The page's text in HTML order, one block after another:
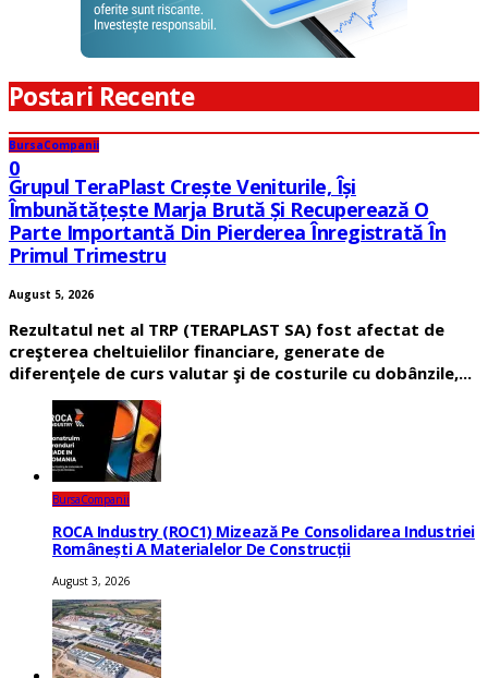
Postari Recente
BursaCompanii
0
Grupul TeraPlast Crește Veniturile, Își
Îmbunătățește Marja Brută Și Recuperează O
Parte Importantă Din Pierderea Înregistrată În
Primul Trimestru
August 5, 2026
Rezultatul net al TRP (TERAPLAST SA) fost afectat de
creşterea cheltuielilor financiare, generate de
diferenţele de curs valutar şi de costurile cu dobânzile,...
BursaCompanii
ROCA Industry (ROC1) Mizează Pe Consolidarea Industriei
Românești A Materialelor De Construcții
August 3, 2026